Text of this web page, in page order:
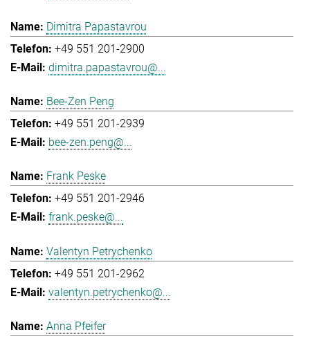
Dimitra Papastavrou
+49 551 201-2900
dimitra.papastavrou@...
Bee-Zen Peng
+49 551 201-2939
bee-zen.peng@...
Frank Peske
+49 551 201-2946
frank.peske@...
Valentyn Petrychenko
+49 551 201-2962
valentyn.petrychenko@...
Anna Pfeifer